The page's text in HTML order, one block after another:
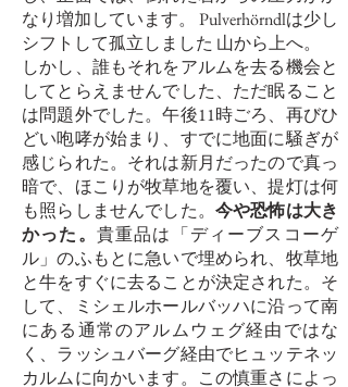
なり増加しています。 Pulverhörndlは少し
シフトして孤立しました 山から上へ。
しかし、誰もそれをアルムを去る機会と
してとらえませんでした、ただ眠ること
は問題外でした。午後11時ごろ、再びひ
どい咆哮が始まり、すでに地面に騒ぎが
感じられた。それは新月だったので真っ
暗で、ほこりが牧草地を覆い、提灯は何
も照らしませんでした。 今や恐怖は大き
かった。 貴重品は「ディーブスコーゲ
ル」のふもとに急いで埋められ、牧草地
と牛をすぐに去ることが決定された。そ
して、ミシェルホールバッハに沿って南
にある通常のアルムウェグ経由ではな
く、ラッシュバーグ経由でヒュッテネッ
カルムに向かいます。この慎重さによっ